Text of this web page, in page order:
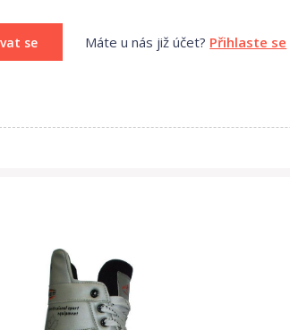
se Máte u nás již účet? Přihlaste se